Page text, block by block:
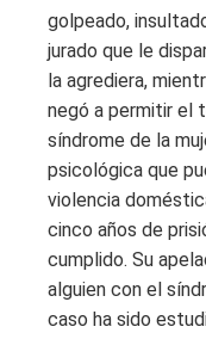
golpeado,
jurado que le
la agrediera,
negó a permitir el
síndrome de la
psicológica que
violencia
cinco años de
cumplido. Su
alguien con el
caso ha sido